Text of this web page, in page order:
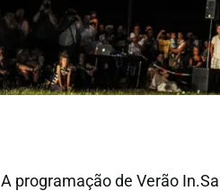
A programação de Verão